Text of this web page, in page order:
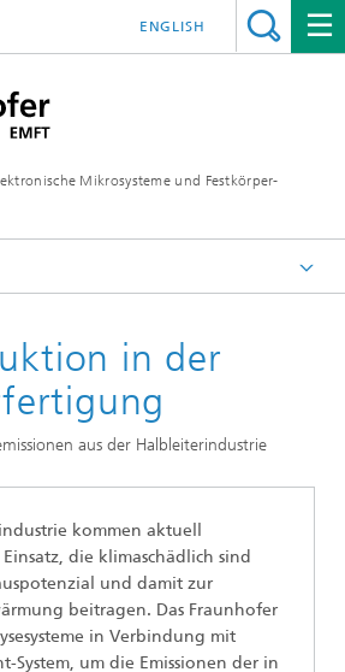
Mikrosysteme und Festkörper-
ENGLISH
in der
aus der Halbleiterindustrie
kommen aktuell
Einsatz, die klimaschädlich sind
und damit zur
beitragen. Das Fraunhofer
in Verbindung mit
System, um die Emissionen der in